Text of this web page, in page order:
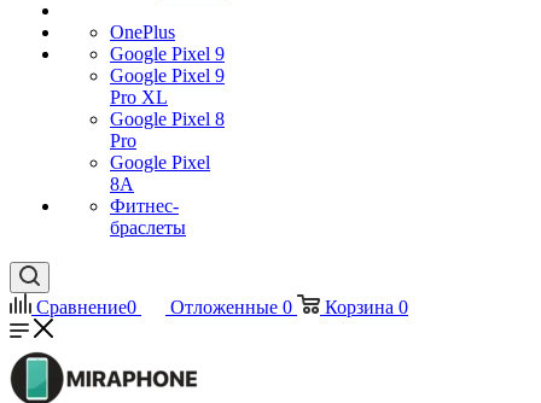
OnePlus
Google Pixel 9
Google Pixel 9
Pro XL
Google Pixel 8
Pro
Google Pixel
8A
Фитнес-
браслеты
Сравнение0 Отложенные 0 Корзина 0